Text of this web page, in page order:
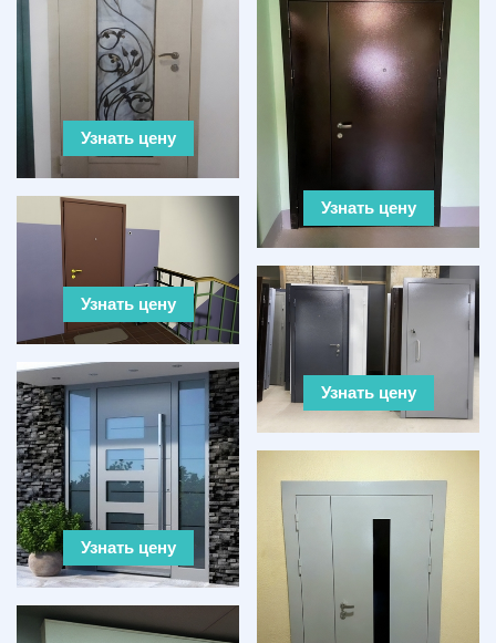
Узнать цену
Узнать цену
Узнать цену
Узнать цену
Узнать цену